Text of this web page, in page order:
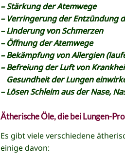
– Stärkung der Atemwege
– Verringerung der Entzündung
– Linderung von Schmerzen
– Öffnung der Atemwege
– Bekämpfung von Allergien
– Befreiung der Luft von
Gesundheit der Lungen
– Lösen Schleim aus der Nase,
Ätherische Öle, die bei Lungen-
Es gibt viele verschiedene
einige davon: